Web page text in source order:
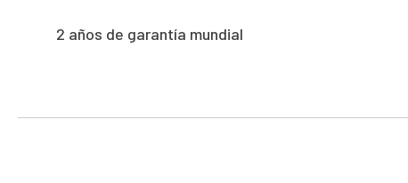
2 años de garantía mundial